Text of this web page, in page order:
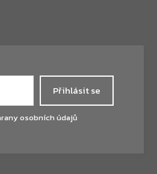
Přihlásit se
osobních údajů